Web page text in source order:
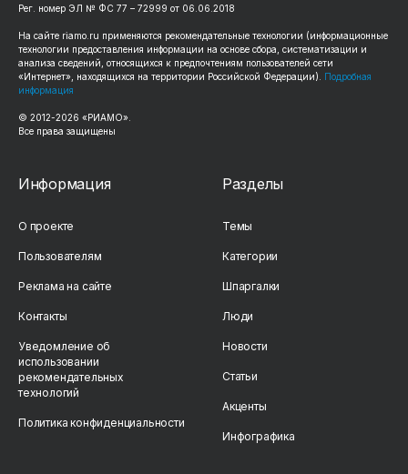
Рег. номер ЭЛ № ФС 77 – 72999 от 06.06.2018
На сайте riamo.ru применяются рекомендательные технологии (информационные
технологии предоставления информации на основе сбора, систематизации и
анализа сведений, относящихся к предпочтениям пользователей сети
«Интернет», находящихся на территории Российской Федерации). Подробная
информация
© 2012-2026 «РИАМО».
Все права защищены
Информация
О проекте
Пользователям
Реклама на сайте
Контакты
Уведомление об
использовании
рекомендательных
технологий
Политика конфиденциальности
Разделы
Темы
Категории
Шпаргалки
Люди
Новости
Статьи
Акценты
Инфографика